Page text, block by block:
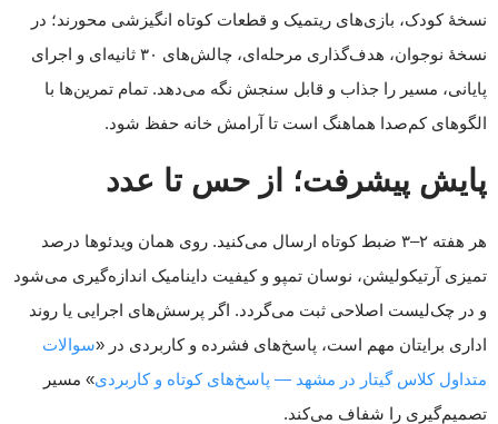
نسخهٔ کودک، بازی‌های ریتمیک و قطعات کوتاه انگیزشی محورند؛ در
نسخهٔ نوجوان، هدف‌گذاری مرحله‌ای، چالش‌های ۳۰ ثانیه‌ای و اجرای
پایانی، مسیر را جذاب و قابل سنجش نگه می‌دهد. تمام تمرین‌ها با
الگوهای کم‌صدا هماهنگ است تا آرامش خانه حفظ شود.
پایش پیشرفت؛ از حس تا عدد
هر هفته ۲–۳ ضبط کوتاه ارسال می‌کنید. روی همان ویدئوها درصد
تمیزی آرتیکولیشن، نوسان تمپو و کیفیت داینامیک اندازه‌گیری می‌شود
و در چک‌لیست اصلاحی ثبت می‌گردد. اگر پرسش‌های اجرایی یا روند
اداری برایتان مهم است، پاسخ‌های فشرده و کاربردی در «سوالات
متداول کلاس گیتار در مشهد — پاسخ‌های کوتاه و کاربردی» مسیر
تصمیم‌گیری را شفاف می‌کند.